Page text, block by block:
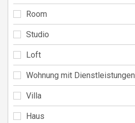
Room
Studio
Loft
Wohnung mit Dienstleistungen
Villa
Haus